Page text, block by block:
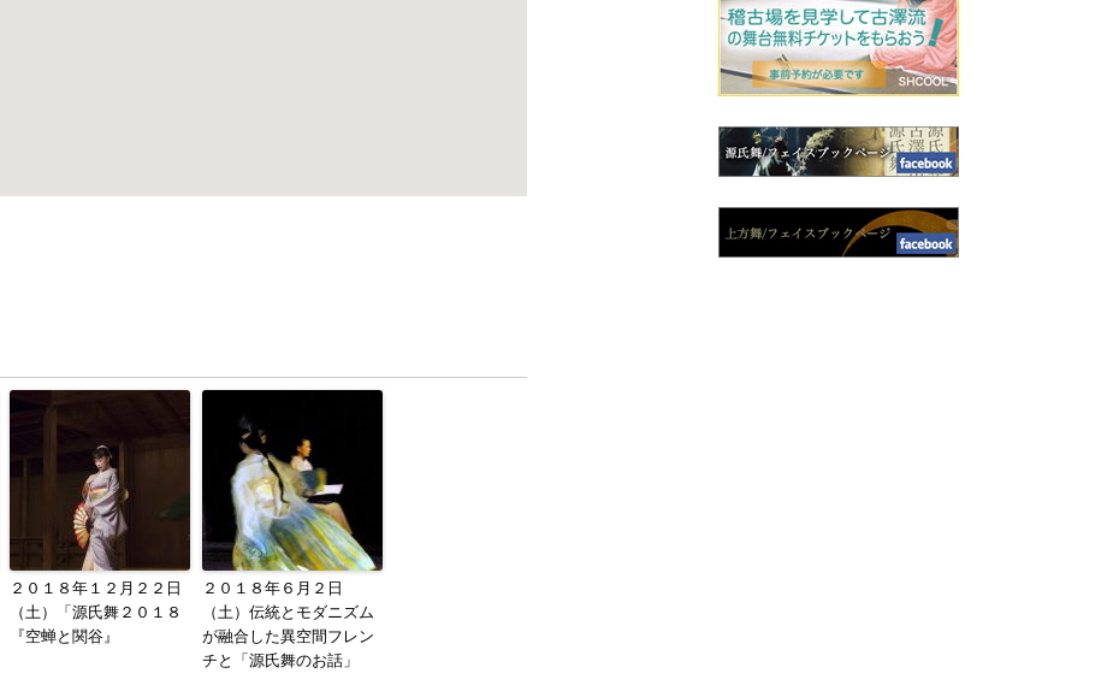
２０１８年１２月２２日
（土）「源氏舞２０１８
『空蝉と関谷』
２０１８年６月２日
（土）伝統とモダニズム
が融合した異空間フレン
チと「源氏舞のお話」